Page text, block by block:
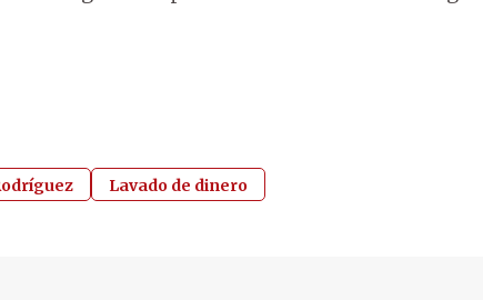
Lavado de dinero